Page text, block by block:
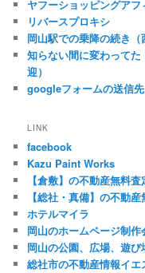
ヤフーショッピングアフ
リバースプロキシ
岡山駅での乗降の続き（
知らない間に変わって
迎）
googleフォームの送信
LINK
facebook
Kazu Paint Works
【倉敷】の不動産無料
【総社・真備】の不動
ホテルマイラ
岡山のホームページ制作
岡山の公園、広場、遊び
総社市の不動産情報イ